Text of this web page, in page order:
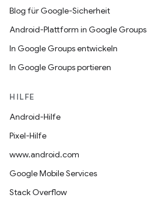
Blog für Google-Sicherheit
Android-Plattform in Google Groups
In Google Groups entwickeln
In Google Groups portieren
HILFE
Android-Hilfe
Pixel-Hilfe
www.android.com
Google Mobile Services
Stack Overflow